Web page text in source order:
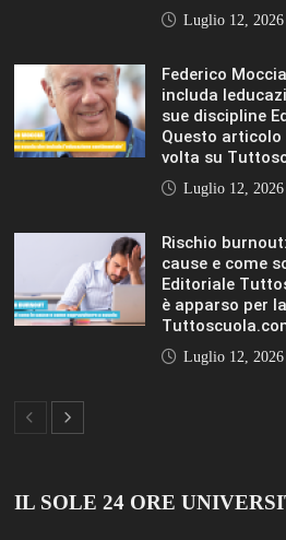
Luglio 12, 2026
Federico
includa
sue discipline
Questo
volta su
Luglio 12, 2026
Rischio
cause e come
Editoriale
è apparso per
Luglio 12, 2026
IL SOLE 24 ORE